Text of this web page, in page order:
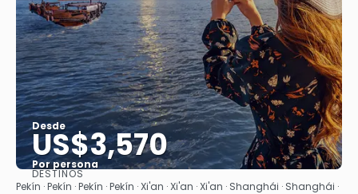
Desde
US$3,570
Por persona
Ver
DESTINOS
Pekín · Pekín · Pekín · Pekín · Xi'an · Xi'an · Xi'an · Shanghái · Shanghái ·